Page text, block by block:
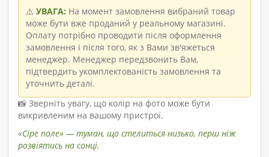
⚠️ УВАГА: На момент замовлення вибраний товар
може бути вже проданий у реальному магазині.
Оплату потрібно проводити після оформлення
замовлення і після того, як з Вами зв'яжеться
менеджер. Менеджер передзвонить Вам,
підтвердить укомплектованість замовлення та
уточнить деталі.
📸 Зверніть увагу, що колір на фото може бути
викривленим на вашому пристрої.
«Сіре поле» — туман, що стелиться низько, перш ніж
розвіятись на сонці.